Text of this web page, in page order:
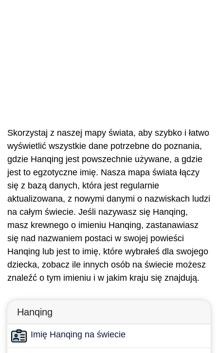
Skorzystaj z naszej mapy świata, aby szybko i łatwo
wyświetlić wszystkie dane potrzebne do poznania,
gdzie Hanqing jest powszechnie używane, a gdzie
jest to egzotyczne imię. Nasza mapa świata łączy
się z bazą danych, która jest regularnie
aktualizowana, z nowymi danymi o nazwiskach ludzi
na całym świecie. Jeśli nazywasz się Hanqing,
masz krewnego o imieniu Hanqing, zastanawiasz
się nad nazwaniem postaci w swojej powieści
Hanqing lub jest to imię, które wybrałeś dla swojego
dziecka, zobacz ile innych osób na świecie możesz
znaleźć o tym imieniu i w jakim kraju się znajdują.
Hanqing
Imię Hanqing na świecie